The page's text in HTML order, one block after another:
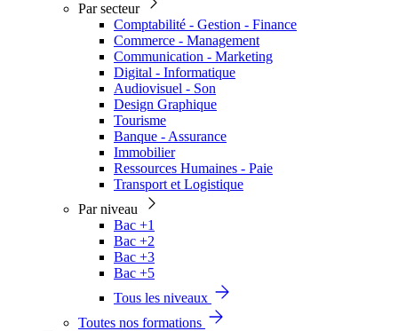
Par secteur
Comptabilité - Gestion - Finance
Commerce - Management
Communication - Marketing
Digital - Informatique
Audiovisuel - Son
Design Graphique
Tourisme
Banque - Assurance
Immobilier
Ressources Humaines - Paie
Transport et Logistique
Par niveau
Bac +1
Bac +2
Bac +3
Bac +5
Tous les niveaux
Toutes nos formations